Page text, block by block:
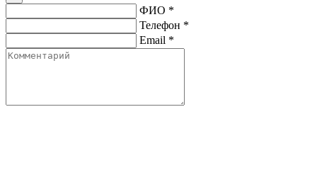
ФИО *
Телефон *
Email *